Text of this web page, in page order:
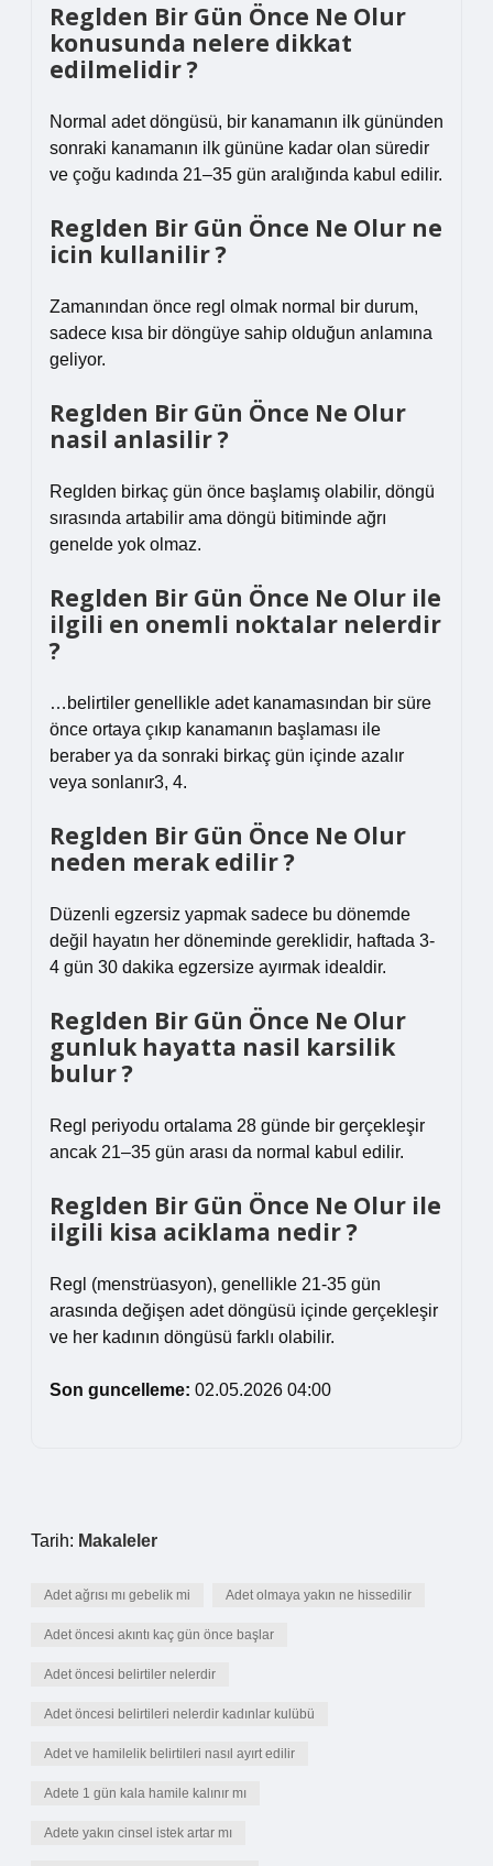
Reglden Bir Gün Önce Ne Olur
konusunda nelere dikkat
edilmelidir ?
Normal adet döngüsü, bir kanamanın ilk gününden
sonraki kanamanın ilk gününe kadar olan süredir
ve çoğu kadında 21–35 gün aralığında kabul edilir.
Reglden Bir Gün Önce Ne Olur ne
icin kullanilir ?
Zamanından önce regl olmak normal bir durum,
sadece kısa bir döngüye sahip olduğun anlamına
geliyor.
Reglden Bir Gün Önce Ne Olur
nasil anlasilir ?
Reglden birkaç gün önce başlamış olabilir, döngü
sırasında artabilir ama döngü bitiminde ağrı
genelde yok olmaz.
Reglden Bir Gün Önce Ne Olur ile
ilgili en onemli noktalar nelerdir
?
…belirtiler genellikle adet kanamasından bir süre
önce ortaya çıkıp kanamanın başlaması ile
beraber ya da sonraki birkaç gün içinde azalır
veya sonlanır3, 4.
Reglden Bir Gün Önce Ne Olur
neden merak edilir ?
Düzenli egzersiz yapmak sadece bu dönemde
değil hayatın her döneminde gereklidir, haftada 3-
4 gün 30 dakika egzersize ayırmak idealdir.
Reglden Bir Gün Önce Ne Olur
gunluk hayatta nasil karsilik
bulur ?
Regl periyodu ortalama 28 günde bir gerçekleşir
ancak 21–35 gün arası da normal kabul edilir.
Reglden Bir Gün Önce Ne Olur ile
ilgili kisa aciklama nedir ?
Regl (menstrüasyon), genellikle 21-35 gün
arasında değişen adet döngüsü içinde gerçekleşir
ve her kadının döngüsü farklı olabilir.
Son guncelleme: 02.05.2026 04:00
Tarih: Makaleler
Adet ağrısı mı gebelik mi Adet olmaya yakın ne hissedilir
Adet öncesi akıntı kaç gün önce başlar
Adet öncesi belirtiler nelerdir
Adet öncesi belirtileri nelerdir kadınlar kulübü
Adet ve hamilelik belirtileri nasıl ayırt edilir
Adete 1 gün kala hamile kalınır mı
Adete yakın cinsel istek artar mı